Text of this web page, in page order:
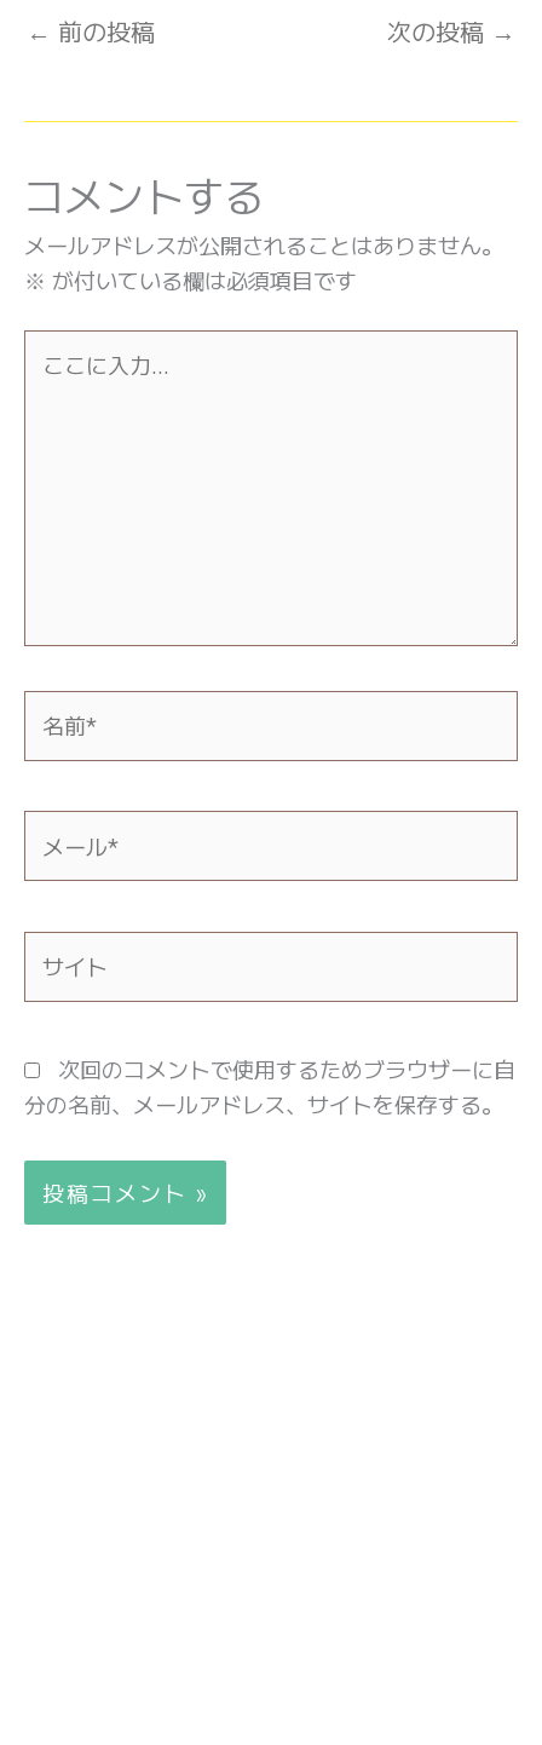
← 前の投稿 次の投稿 →
コメントする
メールアドレスが公開されることはありません。
※ が付いている欄は必須項目です
前
ー
*
次回のコメントで使用するためブラウザーに自
分の名前、メールアドレス、サイトを保存する。